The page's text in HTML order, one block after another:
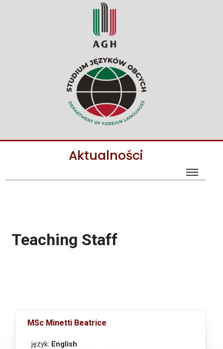
Aktualności
Teaching Staff
MSc Minetti Beatrice
język: English